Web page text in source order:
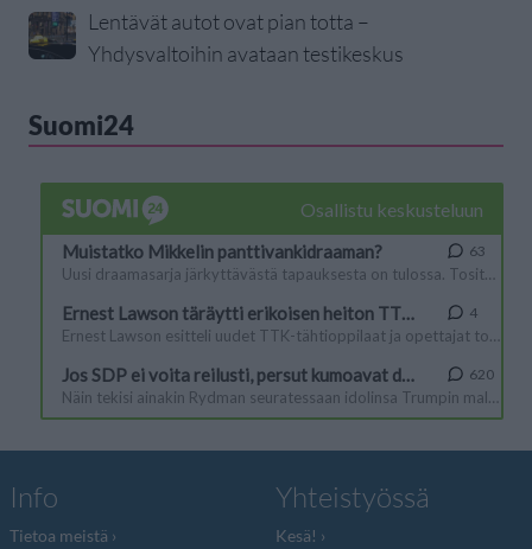
Lentävät autot ovat pian totta –
Yhdysvaltoihin avataan testikeskus
Suomi24
Info
Tietoa meistä
Yhteistyössä
Kesä!